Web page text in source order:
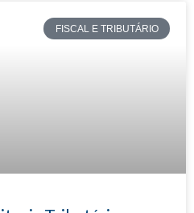
FISCAL E TRIBUTÁRIO